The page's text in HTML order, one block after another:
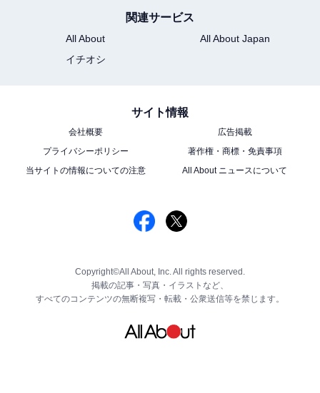
関連サービス
All About
All About Japan
イチオシ
サイト情報
会社概要
広告掲載
プライバシーポリシー
著作権・商標・免責事項
当サイトの情報についての注意
All About ニュースについて
Copyright©All About, Inc. All rights reserved.
掲載の記事・写真・イラストなど、
すべてのコンテンツの無断複写・転載・公衆送信等を禁じます。